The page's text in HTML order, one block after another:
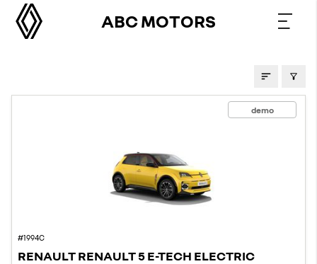
ABC MOTORS
demo
#1994C
RENAULT RENAULT 5 E-TECH ELECTRIC